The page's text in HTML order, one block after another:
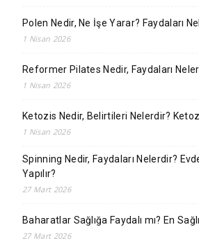
Polen Nedir, Ne İşe Yarar? Faydaları
1 Nisan 2026
Reformer Pilates Nedir, Faydaları
1 Nisan 2026
Ketozis Nedir, Belirtileri Nelerdir?
1 Nisan 2026
Spinning Nedir, Faydaları Nelerdir?
Yapılır?
27 Mart 2026
Baharatlar Sağlığa Faydalı mı? En
27 Mart 2026